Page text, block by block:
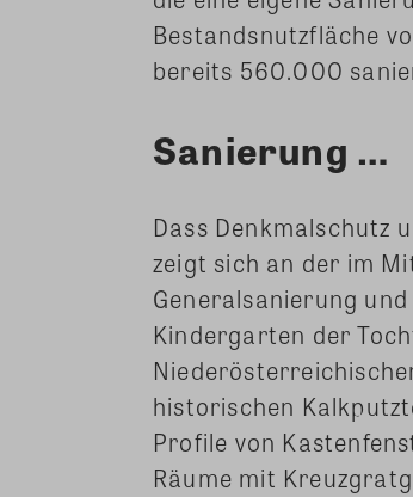
Bestandsnutzfläche
bereits 560.000
Sanierung …
Dass Denkmalschutz
zeigt sich an der im
Generalsanierung
Kindergarten der
historischen
Profile von
Räume mit